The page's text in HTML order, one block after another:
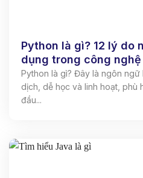
Python là gì? 12 lý do
dụng trong công nghệ
Python là gì? Đây là ngôn
dịch, dễ học và linh hoạt, phù
đầu...